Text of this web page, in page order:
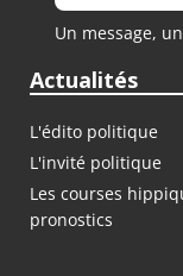
Un message,
Actualités
L'édito politique
L'invité politique
Les courses
pronostics